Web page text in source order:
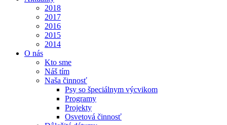
2018
2017
2016
2015
2014
O nás
Kto sme
Náš tím
Naša činnosť
Psy so špeciálnym výcvikom
Programy
Projekty
Osvetová činnosť